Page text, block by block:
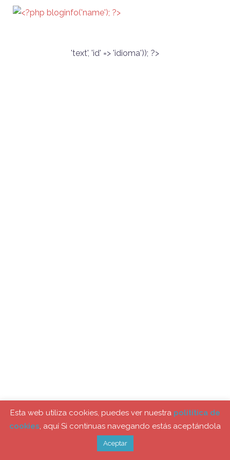
'text', 'id' => 'idioma')); ?>
Esta web utiliza cookies, puedes ver nuestra politítica de
cookies, aquí Si continuas navegando estás aceptándola
Aceptar